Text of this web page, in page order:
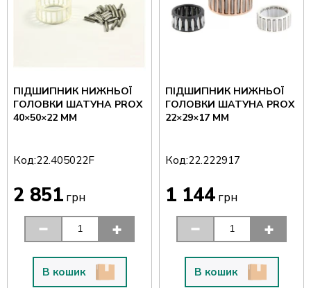
ПІДШИПНИК НИЖНЬОЇ
ГОЛОВКИ ШАТУНА PROX
40×50×22 ММ
Код:22.405022F
2 851 грн
В кошик
ПІДШИПНИК НИЖНЬОЇ
ГОЛОВКИ ШАТУНА PROX
22×29×17 ММ
Код:22.222917
1 144 грн
В кошик